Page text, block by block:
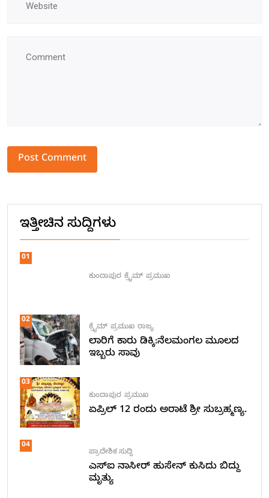
ಇತ್ತೀಚಿನ ಸುದ್ದಿಗಳು
01
ಕುಂದಾಪುರ ಕ್ರೈಮ್ ಪ್ರಮುಖ
02
ಕ್ರೈಮ್ ಪ್ರಮುಖ ರಾಜ್ಯ
ಲಾರಿಗೆ ಕಾರು ಡಿಕ್ಕಿ:ನೆಲಮಂಗಲ ಮೂಲದ
ಇಬ್ಬರು ಸಾವು
03
ಕುಂದಾಪುರ ಪ್ರಮುಖ
ಏಪ್ರಿಲ್ 12 ರಂದು ಅರಾಟೆ ಶ್ರೀ ಸುಬ್ರಹ್ಮಣ್ಯ.
04
ಪ್ರಾದೇಶಿಕ ಸುದ್ದಿ
ಎಸ್ಐ ನಾಸೀರ್ ಹುಸೇನ್ ಕುಸಿದು ಬಿದ್ದು
ಮೃತ್ಯು